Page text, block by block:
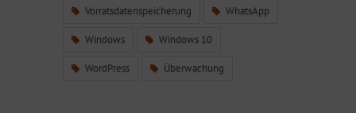
Vorratsdatenspeicherung WhatsApp
Windows Windows 10
WordPress Überwachung